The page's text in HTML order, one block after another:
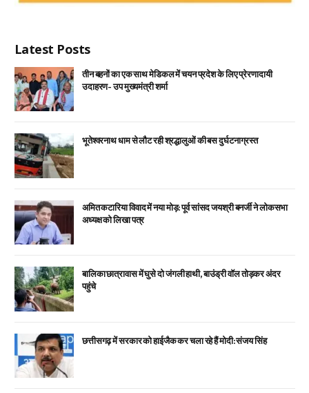
Latest Posts
तीन बहनों का एक साथ मेडिकल में चयन प्रदेश के लिए प्रेरणादायी
उदाहरण- उप मुख्यमंत्री शर्मा
भूतेश्वरनाथ धाम से लौट रही श्रद्धालुओं की बस दुर्घटनाग्रस्त
अमित कटारिया विवाद में नया मोड़: पूर्व सांसद जयश्री बनर्जी ने लोकसभा
अध्यक्ष को लिखा पत्र
बालिका छात्रावास में घुसे दो जंगली हाथी, बाउंड्री वॉल तोड़कर अंदर
पहुंचे
छत्तीसगढ़ में सरकार को हाईजैक कर चला रहे हैं मोदी: संजय सिंह